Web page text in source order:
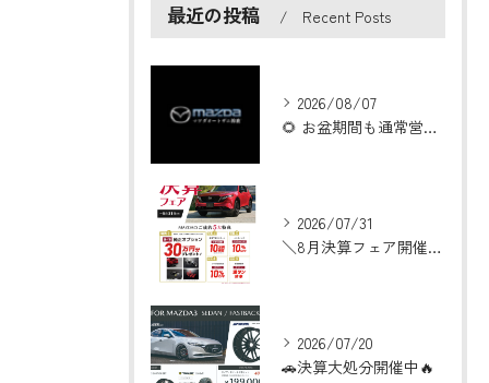
最近の投稿 Recent Posts
2026/08/07
🌻 お盆期間も通常営業いたします！ 🌻
2026/07/31
＼8月決算フェア開催！／
2026/07/20
🚗決算大処分開催中🔥